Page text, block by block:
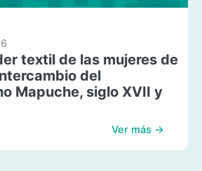
textil de las mujeres de
del
Mapuche, siglo XVII y
Ver más →